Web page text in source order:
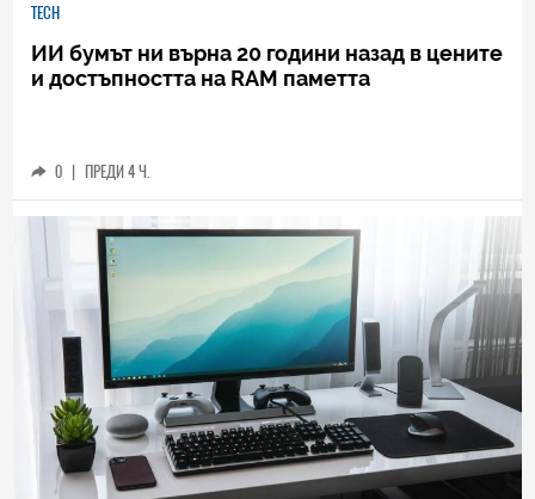
TECH
ИИ бумът ни върна 20 години назад в цените
и достъпността на RAM паметта
0 | ПРЕДИ 4 Ч.